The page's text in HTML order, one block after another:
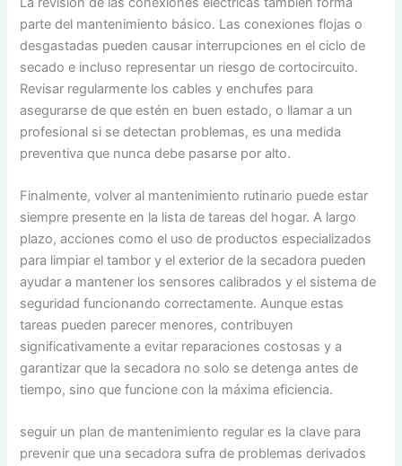
parte del mantenimiento básico. Las conexiones flojas o
desgastadas pueden causar interrupciones en el ciclo de
secado e incluso representar un riesgo de cortocircuito.
Revisar regularmente los cables y enchufes para
asegurarse de que estén en buen estado, o llamar a un
profesional si se detectan problemas, es una medida
preventiva que nunca debe pasarse por alto.
Finalmente, volver al mantenimiento rutinario puede estar
siempre presente en la lista de tareas del hogar. A largo
plazo, acciones como el uso de productos especializados
para limpiar el tambor y el exterior de la secadora pueden
ayudar a mantener los sensores calibrados y el sistema de
seguridad funcionando correctamente. Aunque estas
tareas pueden parecer menores, contribuyen
significativamente a evitar reparaciones costosas y a
garantizar que la secadora no solo se detenga antes de
tiempo, sino que funcione con la máxima eficiencia.
seguir un plan de mantenimiento regular es la clave para
prevenir que una secadora sufra de problemas derivados